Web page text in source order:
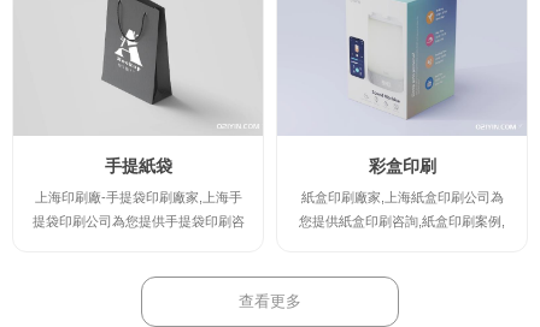
(guī)格及報(bào)價(jià),并提供說明
書印刷時(shí)的注意事項(xiàng),印
刷出讓您滿意的高檔說明書印刷產(c
印刷廠家的最新規(guī)格及報(bào)
價(jià),并提供海報(bào)印刷時(shí)
的注意事項(xiàng),印刷出讓您滿意
的高檔海報(bào)印刷產(chǎn)品。
手提紙袋
上海印刷廠-手提袋印刷廠家,上海手
提袋印刷公司為您提供手提袋印刷咨
實(shí)時(shí)了解手提袋印刷廠家
的最新規(guī)格及報(bào)價(jià),并
彩盒印刷
紙盒印刷廠家,上海紙盒印刷公司為
您提供紙盒印刷咨詢,紙盒印刷案例,
印刷廠家的最新規(guī)格及報(bào)
價(jià),并提供紙盒印刷時(shí)的注意
查看更多